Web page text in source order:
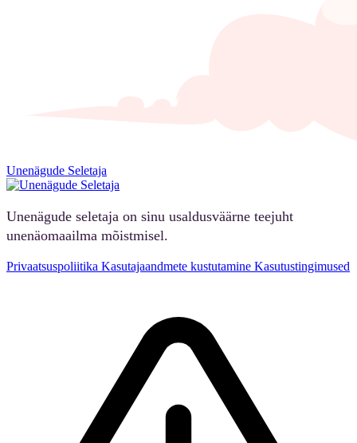
Unenägude Seletaja
Unenägude seletaja on sinu usaldusväärne teejuht
unenäomaailma mõistmisel.
Privaatsuspoliitika Kasutajaandmete kustutamine Kasutustingimused